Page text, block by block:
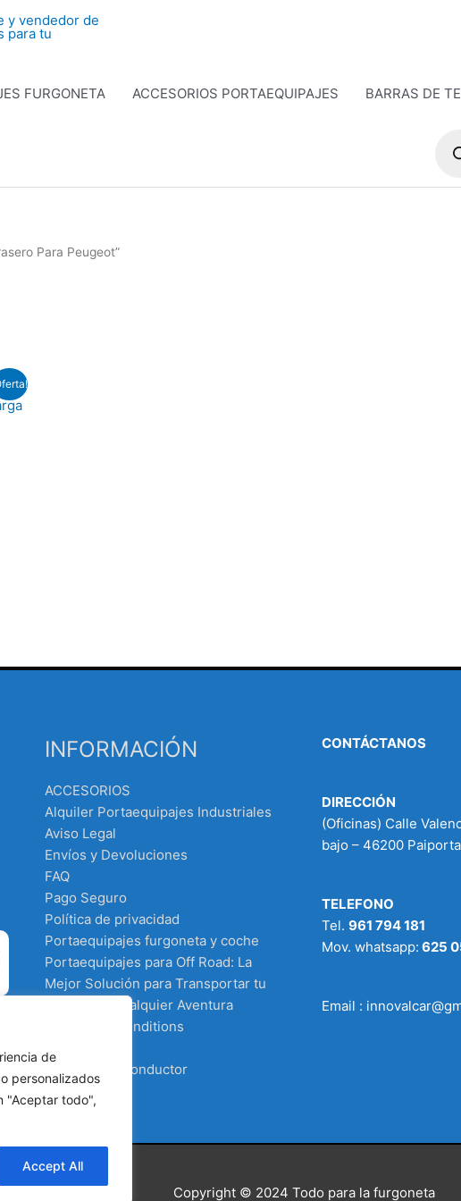
de
personalizados
"Aceptar todo",
Accept All
FURGONETA ACCESORIOS PORTAEQUIPAJES BARRAS DE
Para Peugeot”
INFORMACIÓN
ACCESORIOS
Alquiler Portaequipajes Industriales
Aviso Legal
Envíos y Devoluciones
FAQ
Pago Seguro
Política de privacidad
Portaequipajes furgoneta y coche
Portaequipajes para Off Road: La
Mejor Solución para Transportar tu
Equipo en Cualquier Aventura
Terms and Conditions
Tienda
todo para el conductor
CONTÁCTANOS
DIRECCIÓN
(Oficinas) Calle
bajo – 46200
TELEFONO
Tel. 961 794 181
Mov. whatsapp: 625
Email :
Copyright © 2024 Todo para la furgoneta